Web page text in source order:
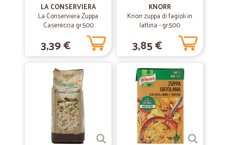
LA CONSERVIERA
La Conserviera Zuppa
Casereccia gr.500
3,39 €
KNORR
Knorr zuppa di fagioli in
lattina - gr.500
3,85 €